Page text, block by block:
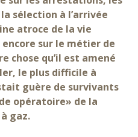
sélection à l’arrivée
atroce de la vie
sur le métier de
chose qu’il est amené
le plus difficile à
guère de survivants
opératoire» de la
gaz.